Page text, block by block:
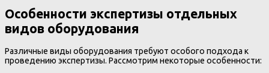
Особенности экспертизы отдельных
видов оборудования
Различные виды оборудования требуют особого подхода к
проведению экспертизы. Рассмотрим некоторые особенности: